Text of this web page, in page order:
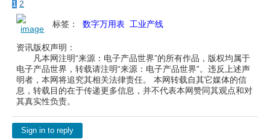
1 2
标签： 数字万用表 工业产线
资讯版权声明：
凡本网注明“来源：电子产品世界”的所有作品，版权均属于
电子产品世界，转载请注明“来源：电子产品世界”。违反上述声
明者，本网将追究其相关法律责任。 本网转载自其它媒体的信
息，转载目的在于传递更多信息，并不代表本网赞同其观点和对
其真实性负责。
Sign in to reply